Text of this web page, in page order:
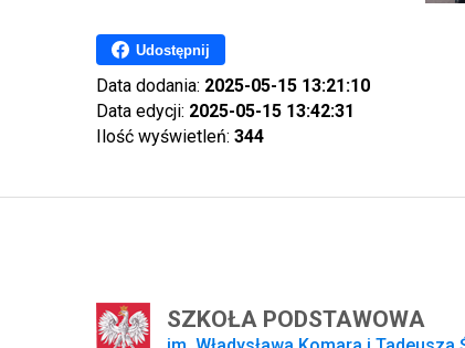
Udostępnij
Data dodania: 2025-05-15 13:21:10
Data edycji: 2025-05-15 13:42:31
Ilość wyświetleń: 344
SZKOŁA PODSTAWOWA